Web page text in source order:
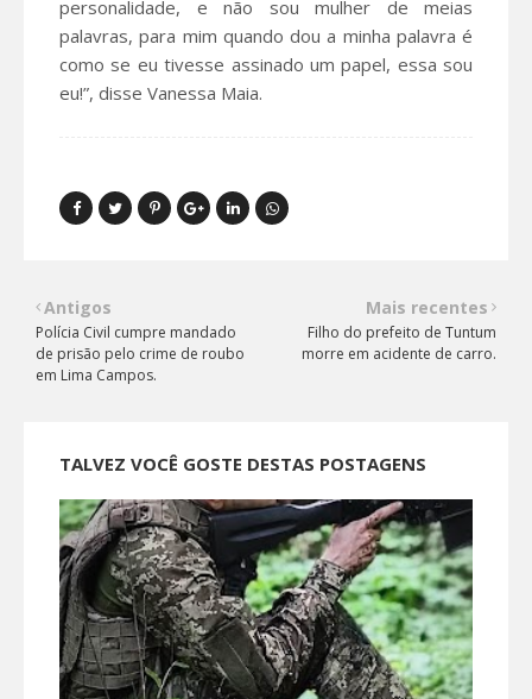
personalidade, e não sou mulher de meias
palavras, para mim quando dou a minha palavra é
como se eu tivesse assinado um papel, essa sou
eu!”, disse Vanessa Maia.
Mais recentes
Filho do prefeito de Tuntum
morre em acidente de carro.
Antigos
Polícia Civil cumpre mandado
de prisão pelo crime de roubo
em Lima Campos.
TALVEZ VOCÊ GOSTE DESTAS POSTAGENS